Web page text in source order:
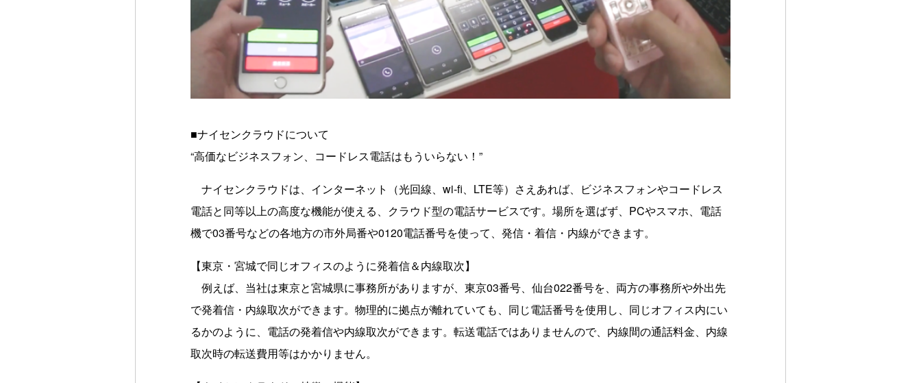
■ナイセンクラウドについて
“高価なビジネスフォン、コードレス電話はもういらない！”
ナイセンクラウドは、インターネット（光回線、wi-fi、LTE等）さえあれば、ビジネスフォンやコードレス
電話と同等以上の高度な機能が使える、クラウド型の電話サービスです。場所を選ばず、PCやスマホ、電話
機で03番号などの各地方の市外局番や0120電話番号を使って、発信・着信・内線ができます。
【東京・宮城で同じオフィスのように発着信＆内線取次】
例えば、当社は東京と宮城県に事務所がありますが、東京03番号、仙台022番号を、両方の事務所や外出先
で発着信・内線取次ができます。物理的に拠点が離れていても、同じ電話番号を使用し、同じオフィス内にい
るかのように、電話の発着信や内線取次ができます。転送電話ではありませんので、内線間の通話料金、内線
取次時の転送費用等はかかりません。